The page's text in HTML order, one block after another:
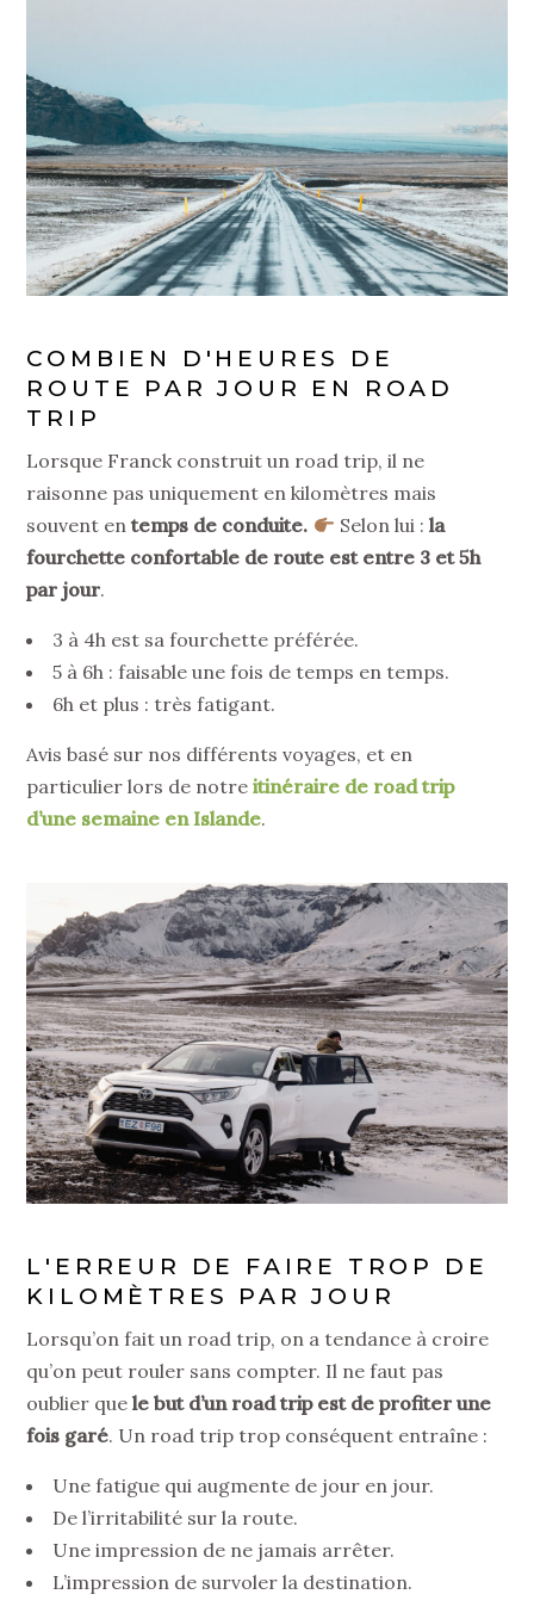
COMBIEN D'HEURES DE
ROUTE PAR JOUR EN ROAD
TRIP
Lorsque Franck construit un road trip, il ne
raisonne pas uniquement en kilomètres mais
souvent entemps de conduite. Selon lui : la
fourchette confortable de route est entre 3 et 5h
par jour.
3 à 4h est sa fourchette préférée.
5 à 6h : faisable une fois de temps en temps.
6h et plus : très fatigant.
Avis basé sur nos différents voyages, et en
particulier lors de notreitinéraire de road trip
d’une semaine en Islande.
L'ERREUR DE FAIRE TROP DE
KILOMÈTRES PAR JOUR
Lorsqu’on fait un road trip, on a tendance à croire
qu’on peut rouler sans compter. Il ne faut pas
oublier quele but d’un road trip est de profiter une
fois garé. Un road trip trop conséquent entraîne :
Une fatigue qui augmente de jour en jour.
De l’irritabilité sur la route.
Une impression de ne jamais arrêter.
L’impression de survoler la destination.